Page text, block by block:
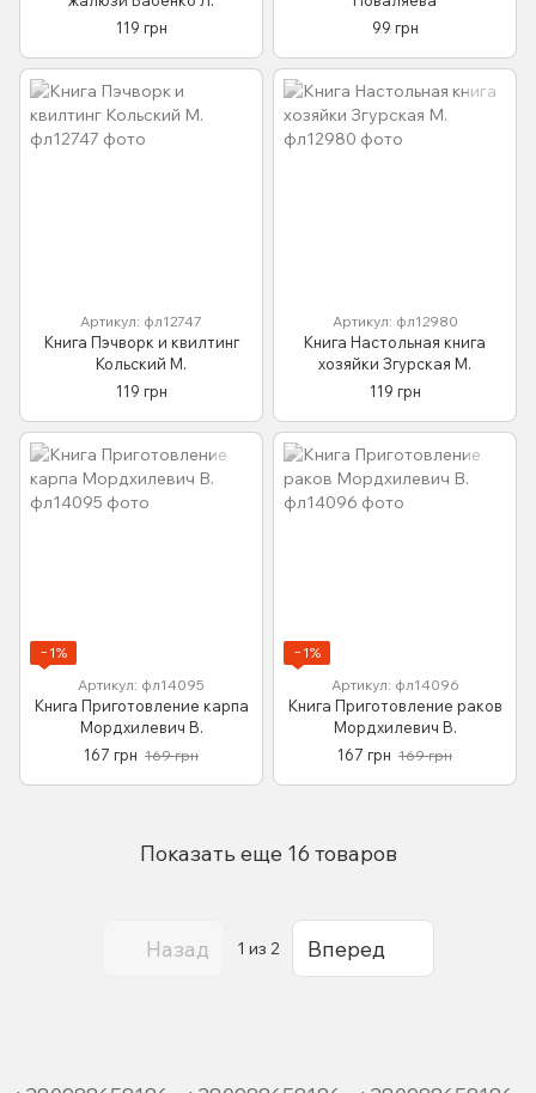
119 грн
99 грн
Артикул: фл12747
Книга Пэчворк и квилтинг
Кольский М.
119 грн
Артикул: фл12980
Книга Настольная книга
хозяйки Згурская М.
119 грн
−1%
Артикул: фл14095
Книга Приготовление карпа
Мордхилевич В.
167 грн 169 грн
−1%
Артикул: фл14096
Книга Приготовление раков
Мордхилевич В.
167 грн 169 грн
Показать еще 16 товаров
Назад 1 из 2 Вперед